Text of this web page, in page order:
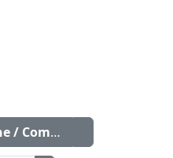
/ Communication Station